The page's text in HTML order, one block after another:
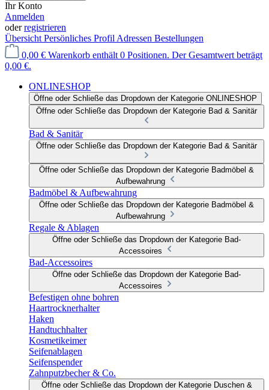
Ihr Konto
Anmelden
oderregistrieren
Übersicht Persönliches Profil Adressen Bestellungen
0,00 € Warenkorb enthält 0 Positionen. Der Gesamtwert beträgt
0,00 €.
ONLINESHOP
Öffne oder Schließe das Dropdown der Kategorie ONLINESHOP
Öffne oder Schließe das Dropdown der Kategorie Bad & Sanitär
Bad & Sanitär
Öffne oder Schließe das Dropdown der Kategorie Bad & Sanitär
Öffne oder Schließe das Dropdown der Kategorie Badmöbel &
Aufbewahrung
Badmöbel & Aufbewahrung
Öffne oder Schließe das Dropdown der Kategorie Badmöbel &
Aufbewahrung
Regale & Ablagen
Öffne oder Schließe das Dropdown der Kategorie Bad-
Accessoires
Bad-Accessoires
Öffne oder Schließe das Dropdown der Kategorie Bad-
Accessoires
Befestigen ohne bohren
Haartrocknerhalter
Haken
Handtuchhalter
Kosmetikeimer
Seifenablagen
Seifenspender
Zahnputzbecher & Co.
Öffne oder Schließe das Dropdown der Kategorie Duschen &